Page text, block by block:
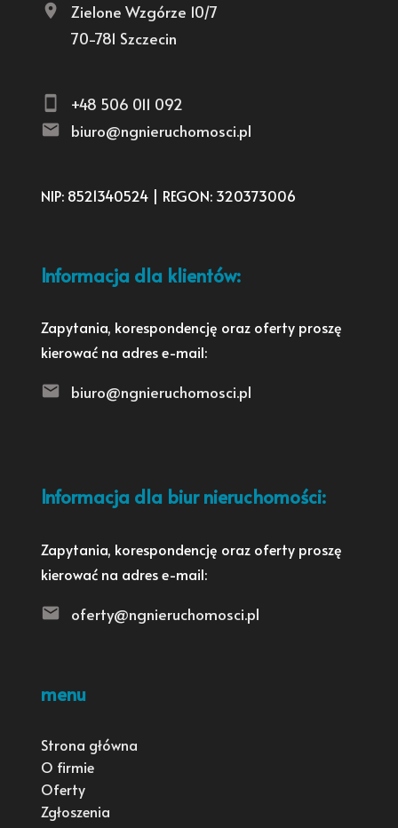
Zielone Wzgórze 10/7
70-781 Szczecin
+48 506 011 092
biuro@ngnieruchomosci.pl
NIP: 8521340524 | REGON: 320373006
Informacja dla klientów:
Zapytania, korespondencję oraz oferty proszę
kierować na adres e-mail:
biuro@ngnieruchomosci.pl
Informacja dla biur nieruchomości:
Zapytania, korespondencję oraz oferty proszę
kierować na adres e-mail:
oferty@ngnieruchomosci.pl
menu
Strona główna
O firmie
Oferty
Zgłoszenia